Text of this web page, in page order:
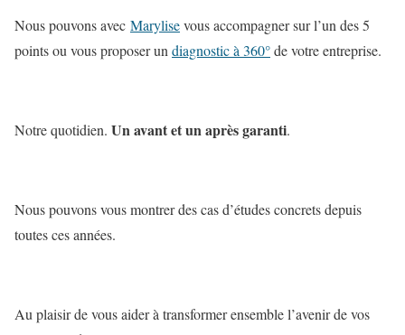
Nous pouvons avec Marylisevous accompagner sur l’un des 5
points ou vous proposer undiagnostic à 360°de votre entreprise.
Notre quotidien. Un avant et un après garanti.
Nous pouvons vous montrer des cas d’études concrets depuis
toutes ces années.
Au plaisir de vous aider à transformer ensemble l’avenir de vos